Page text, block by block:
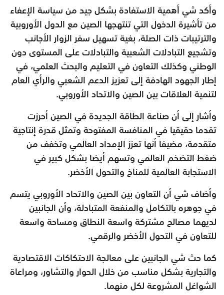
وأكد شي أهمية الاستفادة بشكل جيد من سياسة الإعفاء
من تأشيرة الدخول التي تنتهجها الصين مع الدول الأوروبية
والترتيبات ذات الصلة، بغية تسهيل سفر الزوار الأجانب
وتشجيع التبادلات الشعبية والتبادلات على المستوى دون
الوطني وكذلك التعاون في التعليم والبحث العلمي، في
إطار الجهود الهادفة إلى تعزيز الدعم الشعبي والرأي العام
لتنمية العلاقات بين الصين والاتحاد الأوروبي.
وأشار إلى أن صناعة الطاقة الجديدة في الصين أحرزت
تقدما حقيقيا في المنافسة المفتوحة وتمثل قدرة إنتاجية
متقدمة، مضيفا أنها تعزز الإمداد العالمي وتخفف من
ضغط التضخم العالمي وتسهم أيضا بشكل كبير في
الاستجابة العالمية للمناخ والتحول الأخضر.
وأضاف شي أن التعاون بين الصين والاتحاد الأوروبي يتسم
في جوهره بالتكامل والمنفعة المتبادلة، وأن الجانبين
لديهما مصالح مشتركة واسعة النطاق ومساحة واسعة
للتعاون في التحول الأخضر والرقمي.
كما حث شي الجانبين على معالجة الاحتكاكات الاقتصادية
والتجارية بشكل مناسب من خلال الحوار والتشاور، ومراعاة
الشواغل المشروعة لكل منهما.